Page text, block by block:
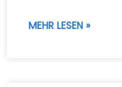
MEHR LESEN »